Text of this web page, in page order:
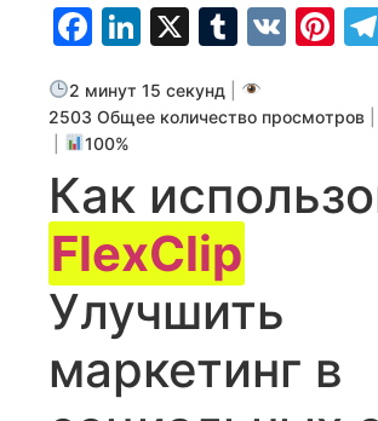
Facebook
LinkedIn
X Tumblr
VK
2 минут 15 секунд
2503 Общее количество просмотров
100%
Как
FlexClip
Улучшить
маркетинг в